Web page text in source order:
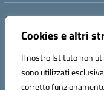
Cookies e altri
Il nostro Istituto non
sono utilizzati
corretto
Indirizzo:
Centralino:0881636571
Codice fiscale:
Codice meccanografico: